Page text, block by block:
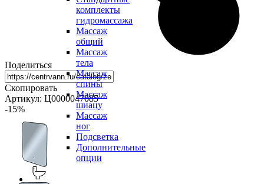
комплекты
гидромассажа
Массаж
общий
Массаж
тела
Массаж
спины
Массаж
шиацу
Массаж
ног
Подсветка
Дополнительные
опции
Поделиться
Скопировать
Артикул: Ц0000047085
-15%